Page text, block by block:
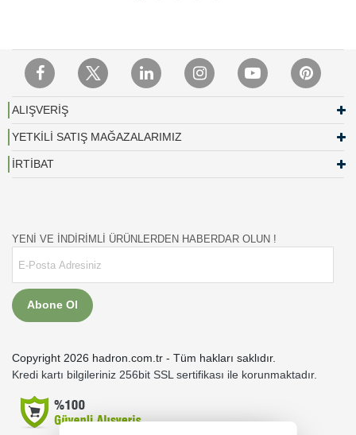
ALIŞVERİŞ
YETKİLİ SATIŞ MAĞAZALARIMIZ
İRTİBAT
YENİ VE İNDİRİMLİ ÜRÜNLERDEN HABERDAR OLUN !
Abone Ol
Copyright 2026 hadron.com.tr - Tüm hakları saklıdır.
Kredi kartı bilgileriniz 256bit SSL sertifikası ile korunmaktadır.